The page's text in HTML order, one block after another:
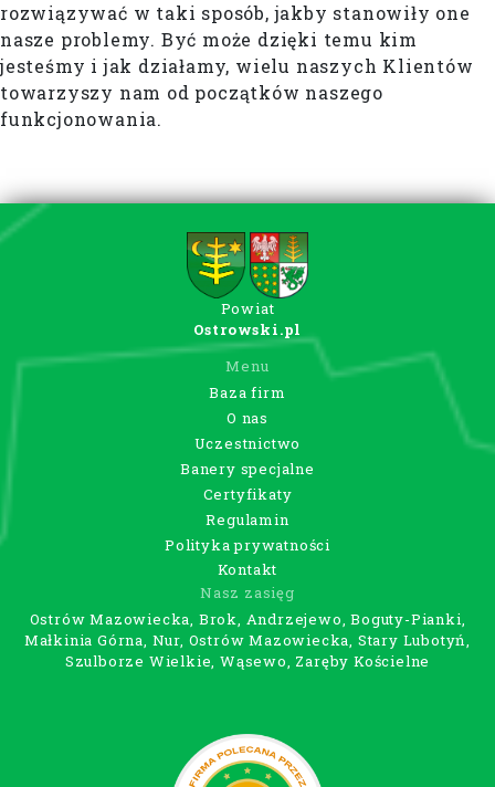
rozwiązywać w taki sposób, jakby stanowiły one
nasze problemy. Być może dzięki temu kim
jesteśmy i jak działamy, wielu naszych Klientów
towarzyszy nam od początków naszego
funkcjonowania.
Powiat
Ostrowski.pl
Menu
Baza firm
O nas
Uczestnictwo
Banery specjalne
Certyfikaty
Regulamin
Polityka prywatności
Kontakt
Nasz zasięg
Ostrów Mazowiecka, Brok, Andrzejewo, Boguty-Pianki,
Małkinia Górna, Nur, Ostrów Mazowiecka, Stary Lubotyń,
Szulborze Wielkie, Wąsewo, Zaręby Kościelne